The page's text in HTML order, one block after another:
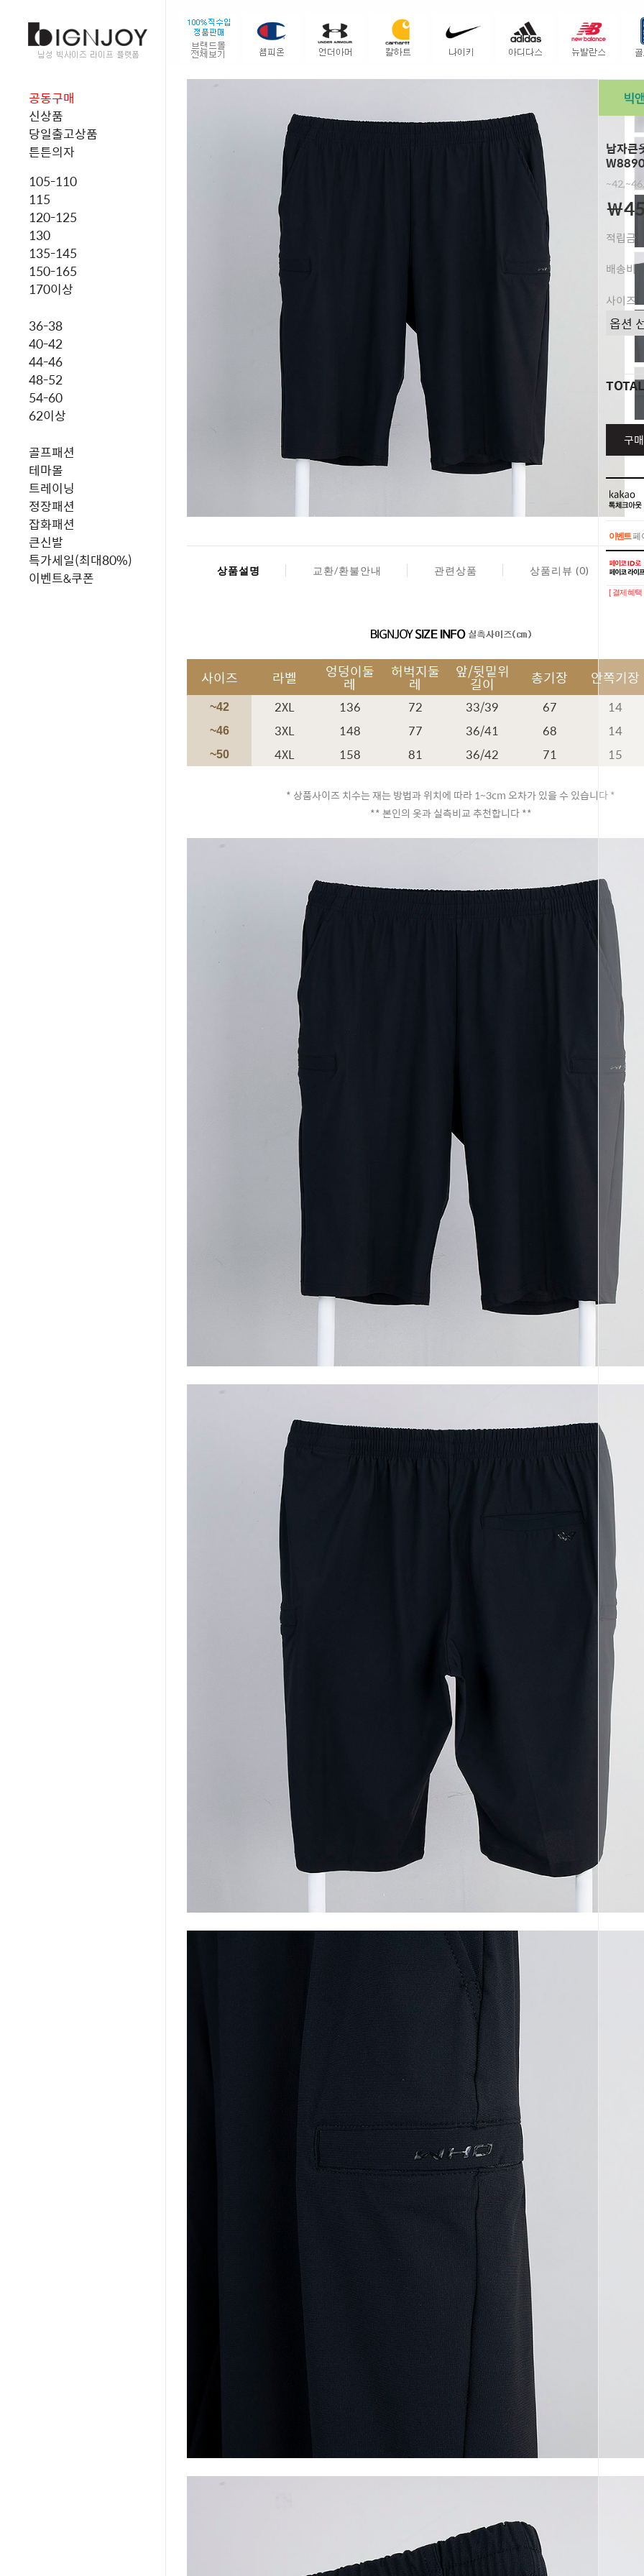
공동구매
신상품
당일출고상품
튼튼의자
105-110
115
120-125
130
135-145
150-165
170이상
36-38
40-42
44-46
48-52
54-60
62이상
골프패션
테마몰
트레이닝
정장패션
잡화패션
큰신발
특가세일(최대80%)
이벤트&쿠폰
남자큰
￦
적립금
배송비
사이즈
TOTAL
구
이벤트페
이벤트페
페이코 ID
코 라이프
[ 결제혜
상품설명 교환/환불안내 관련상품 상품리뷰 (0)
사이즈 라벨 엉덩이둘
레
허벅지둘
레
앞/뒷밑위
길이 총기장 안쪽기장
~42 2XL 136 72 33/39 67 14
~46 3XL 148 77 36/41 68 14
~50 4XL 158 81 36/42 71 15
* 상품사이즈 치수는 재는 방법과 위치에 따라 1~3cm 오차가 있을 수 있습니다 *
** 본인의 옷과 실측비교 추천합니다 **